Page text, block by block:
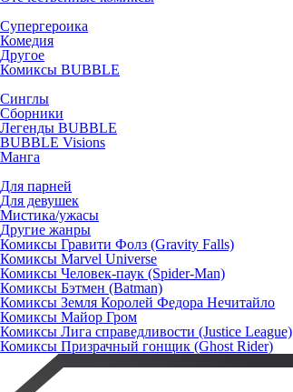
Супергероика
Комедия
Другое
Комиксы BUBBLE
Синглы
Сборники
Легенды BUBBLE
BUBBLE Visions
Манга
Для парней
Для девушек
Мистика/ужасы
Другие жанры
Комиксы Гравити Фолз (Gravity Falls)
Комиксы Marvel Universe
Комиксы Человек-паук (Spider-Man)
Комиксы Бэтмен (Batman)
Комиксы Земля Королей Федора Нечитайло
Комиксы Майор Гром
Комиксы Лига справедливости (Justice League)
Комиксы Призрачный гонщик (Ghost Rider)